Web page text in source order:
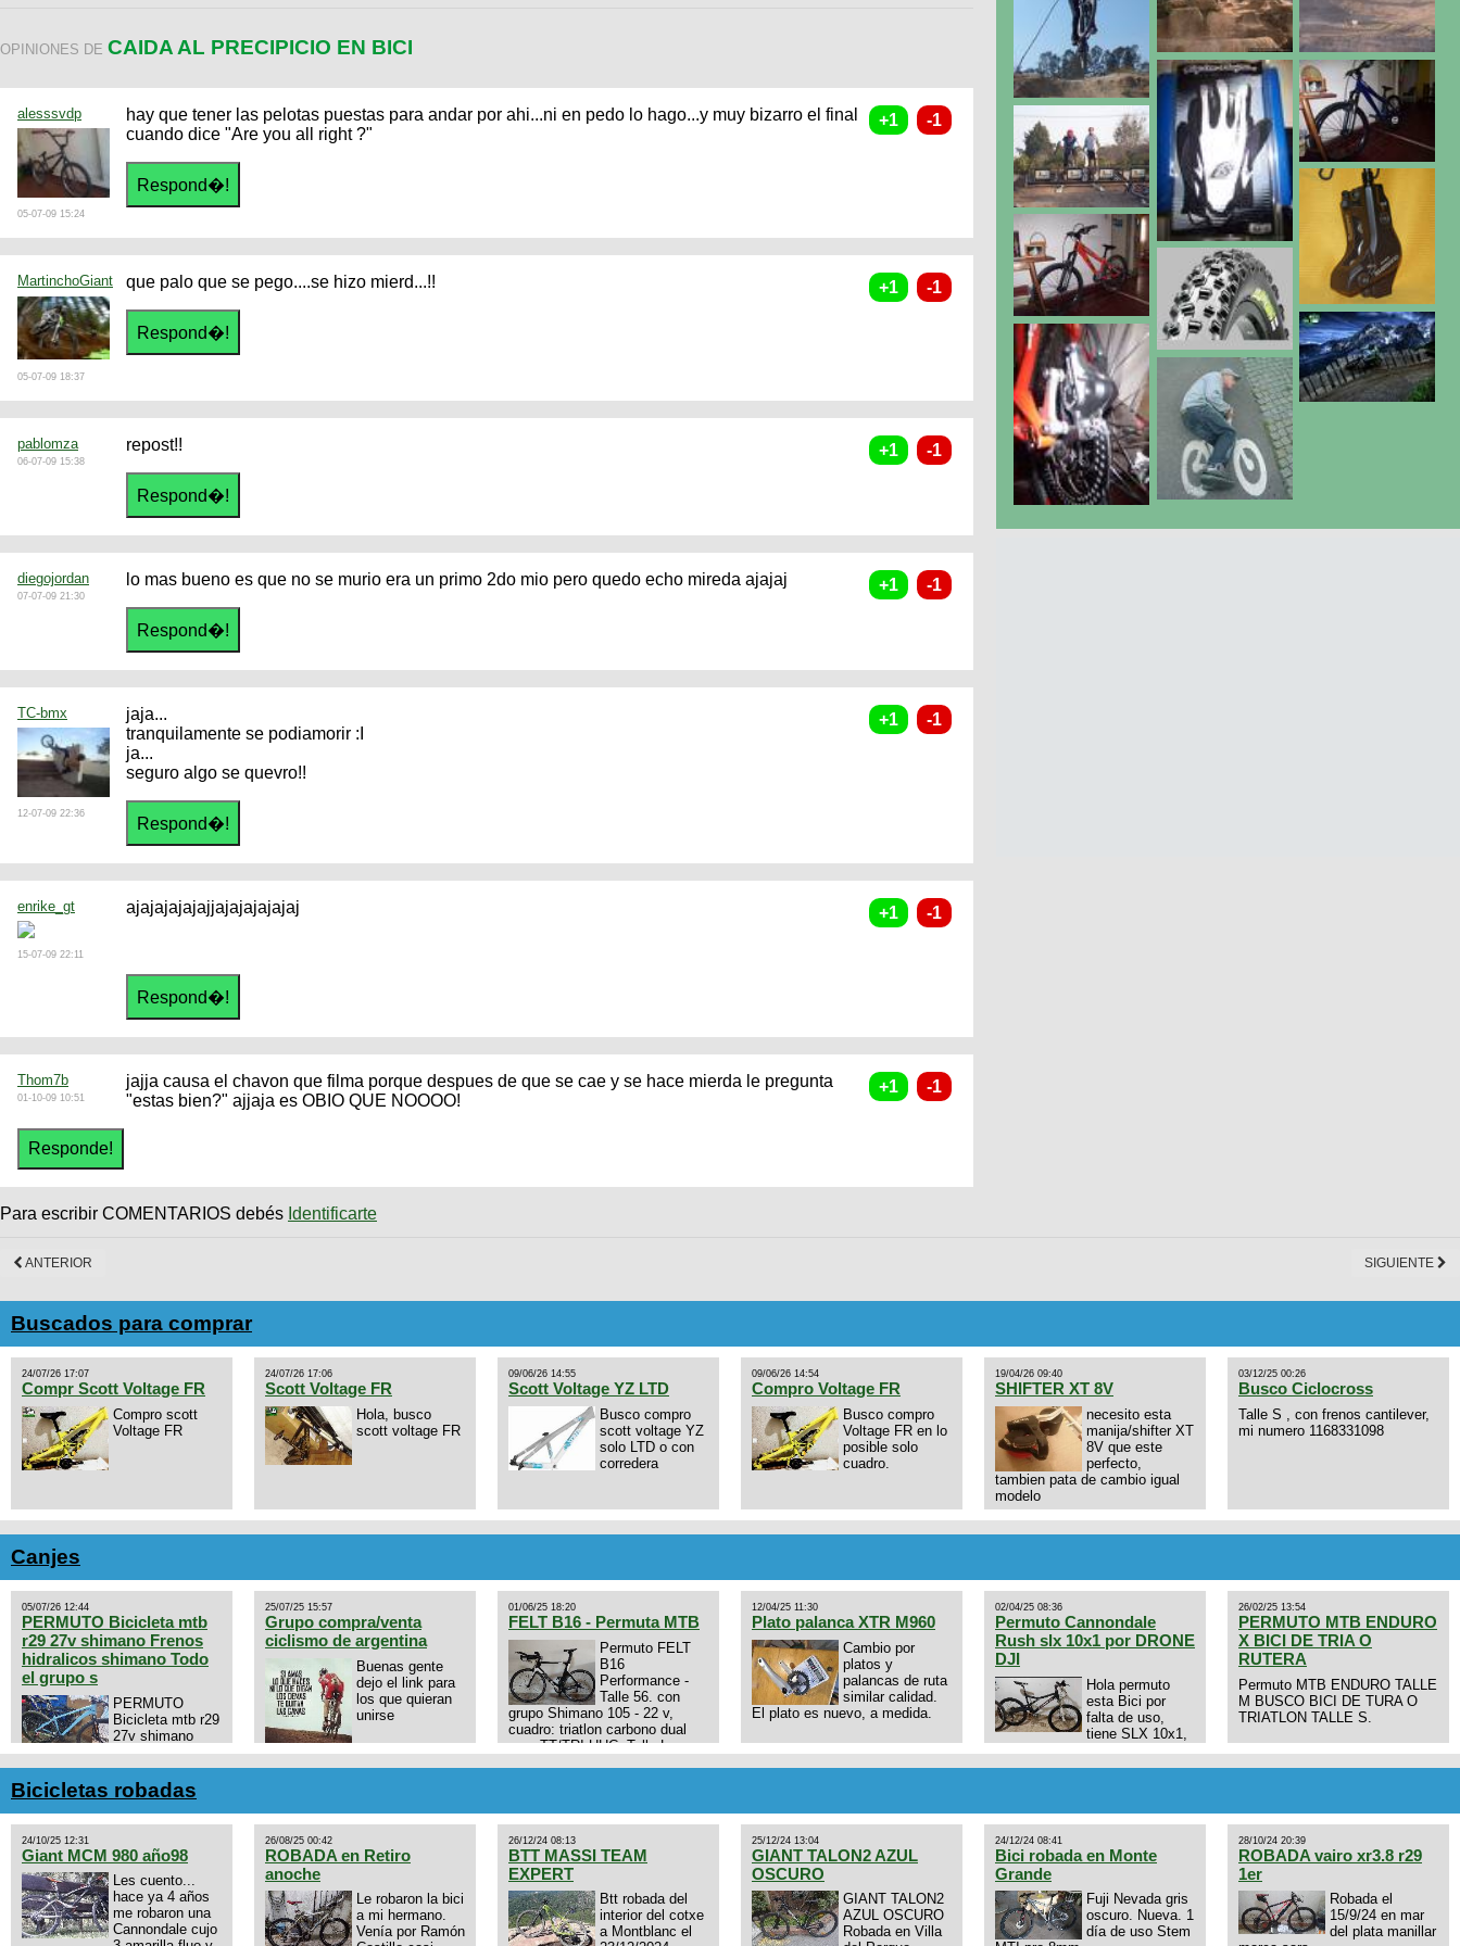
OPINIONES DE CAIDA AL PRECIPICIO EN BICI
alesssvdp
05-07-09 15:24
hay que tener las pelotas puestas para andar por ahi...ni en pedo lo hago...y muy bizarro el final
cuando dice "Are you all right ?"
MartinchoGiant
05-07-09 18:37
que palo que se pego....se hizo mierd...!!
pablomza
06-07-09 15:38
repost!!
diegojordan
07-07-09 21:30
lo mas bueno es que no se murio era un primo 2do mio pero quedo echo mireda ajajaj
TC-bmx
12-07-09 22:36
jaja...
tranquilamente se podiamorir :I
ja...
seguro algo se quevro!!
enrike_gt
15-07-09 22:11
ajajajajajajjajajajajajaj
Thom7b
01-10-09 10:51
jajja causa el chavon que filma porque despues de que se cae y se hace mierda le pregunta
"estas bien?" ajjaja es OBIO QUE NOOOO!
Para escribir COMENTARIOS debés Identificarte
ANTERIOR SIGUIENTE
Buscados para comprar
24/07/26 17:07
Compr Scott Voltage FR
Compro scott
Voltage FR
24/07/26 17:06
Scott Voltage FR
Hola, busco
scott voltage FR
09/06/26 14:55
Scott Voltage YZ LTD
Busco compro
scott voltage YZ
solo LTD o con
corredera
09/06/26 14:54
Compro Voltage FR
Busco compro
Voltage FR en lo
posible solo
cuadro.
19/04/26 09:40
SHIFTER XT 8V
necesito esta
manija/shifter XT
8V que este
perfecto,
tambien pata de cambio igual
modelo
03/12/25 00:26
Busco Ciclocross
Talle S , con frenos cantilever,
mi numero 1168331098
Canjes
05/07/26 12:44
PERMUTO Bicicleta mtb
r29 27v shimano Frenos
hidralicos shimano Todo
el grupo s
PERMUTO
Bicicleta mtb r29
27v shimano
Frenos hidralicos
shimano Todo el grupo shimano
Talle s/m Permuto x pistera o
ruta talle s o m.
25/07/25 15:57
Grupo compra/venta
ciclismo de argentina
Buenas gente
dejo el link para
los que quieran
unirse
https://chat.whatsapp.com/E4N9zhVk9wHFFzK7T345Kn?
mode=ac_t
01/06/25 18:20
FELT B16 - Permuta MTB
Permuto FELT
B16
Performance -
Talle 56. con
grupo Shimano 105 - 22 v,
cuadro: triatlon carbono dual
aero TT/TRI UHC. Talle L.
12/04/25 11:30
Plato palanca XTR M960
Cambio por
platos y
palancas de ruta
similar calidad.
El plato es nuevo, a medida.
02/04/25 08:36
Permuto Cannondale
Rush slx 10x1 por DRONE
DJI
Hola permuto
esta Bici por
falta de uso,
tiene SLX 10x1,
Axon tope de gama con
drone de la marca Dji, les dejo
3434568861 saludos
26/02/25 13:54
PERMUTO MTB ENDURO
X BICI DE TRIA O
RUTERA
Permuto MTB ENDURO TALLE
M BUSCO BICI DE TURA O
TRIATLON TALLE S.
Bicicletas robadas
24/10/25 12:31
Giant MCM 980 año98
Les cuento...
hace ya 4 años
me robaron una
Cannondale cujo
26/08/25 00:42
ROBADA en Retiro
anoche
Le robaron la bici
a mi hermano.
Venía por Ramón
26/12/24 08:13
BTT MASSI TEAM
EXPERT
Btt robada del
interior del cotxe
a Montblanc el
25/12/24 13:04
GIANT TALON2 AZUL
OSCURO
GIANT TALON2
AZUL OSCURO
Robada en Villa
24/12/24 08:41
Bici robada en Monte
Grande
Fuji Nevada gris
oscuro. Nueva. 1
día de uso Stem
28/10/24 20:39
ROBADA vairo xr3.8 r29
1er
Robada el
15/9/24 en mar
del plata manillar